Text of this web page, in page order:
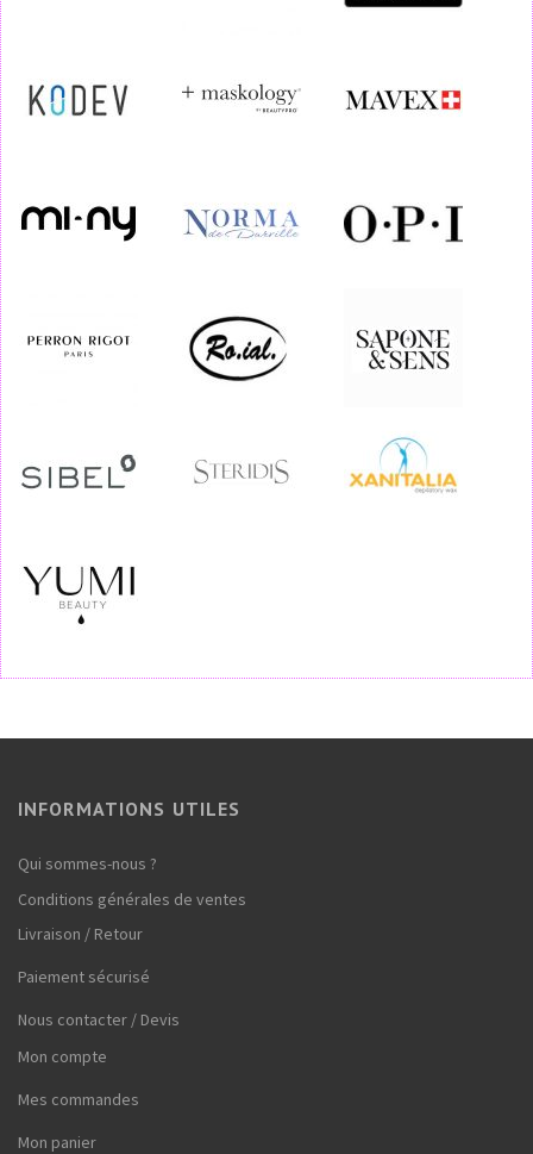
INFORMATIONS UTILES
Qui sommes-nous ?
Conditions générales de ventes
Livraison / Retour
Paiement sécurisé
Nous contacter / Devis
Mon compte
Mes commandes
Mon panier